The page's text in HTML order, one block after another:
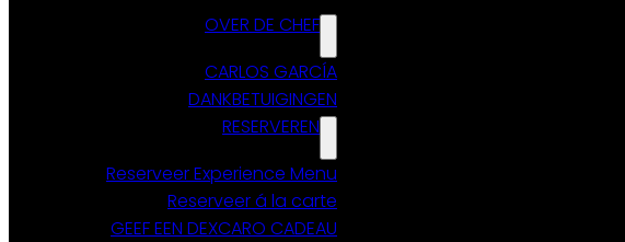
OVER DE CHEF
CARLOS GARCÍA
DANKBETUIGINGEN
RESERVEREN
Reserveer Experience Menu
Reserveer á la carte
GEEF EEN DEXCARO CADEAU